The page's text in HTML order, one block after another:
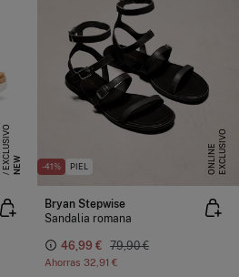
NEW
E
X
C
L
S
I
V
O
O
N
L
I
N -41% PIEL E
X
C
L
U
SI
V
O
O
N
L
I
N
E
Bryan Stepwise
Sandalia romana
46,99 € 79,90 €
Ahorras 32,91 €